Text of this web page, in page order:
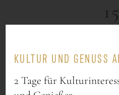
15
KULTUR UND GENUSS
2 Tage für